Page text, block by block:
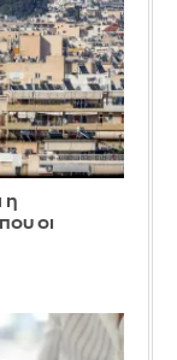
η
οι